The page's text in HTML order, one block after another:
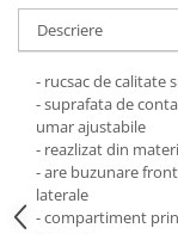
Descriere
- rucsac de calitate
- suprafata de
umar ajustabile
- reazlizat din
- are buzunare
laterale
- compartiment